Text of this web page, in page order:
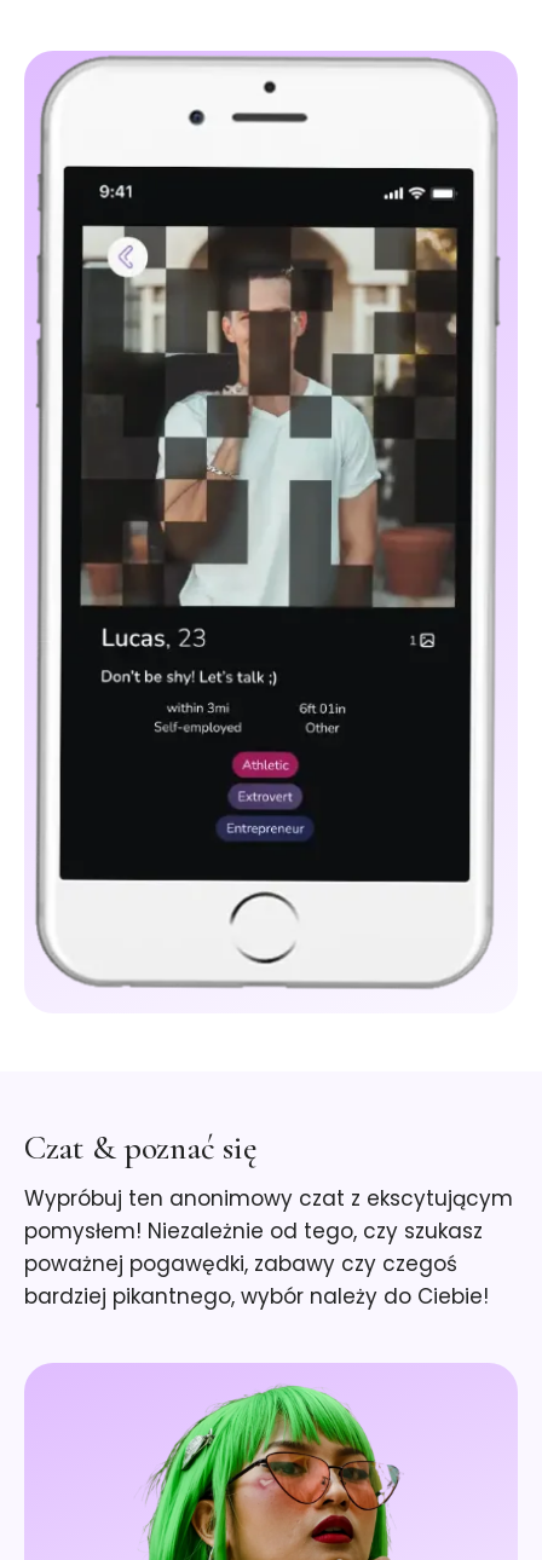
Czat & poznać się
Wypróbuj ten anonimowy czat z ekscytującym
pomysłem! Niezależnie od tego, czy szukasz
poważnej pogawędki, zabawy czy czegoś
bardziej pikantnego, wybór należy do Ciebie!